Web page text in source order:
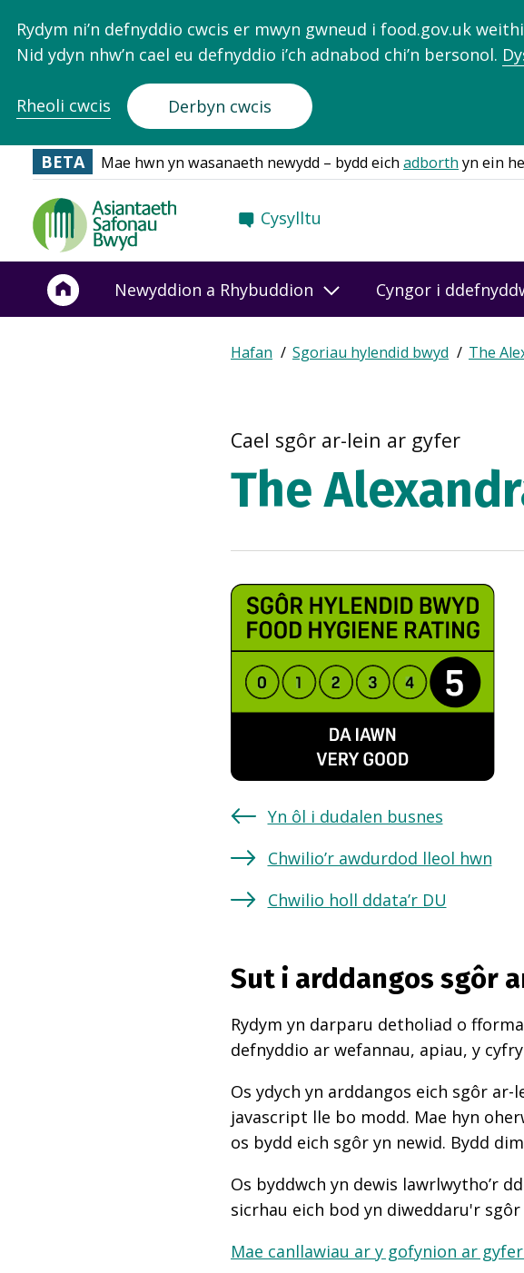
Rydym ni’n defnyddio cwcis er mwyn gwneud i food.gov.uk
Nid ydyn nhw’n cael eu defnyddio i’ch adnabod chi’n bersonol.
Rheoli cwcis Derbyn cwcis
BETA Mae hwn yn wasanaeth newydd – bydd eich adborth yn ein
Food
Standards
Agency
Frontpage
Cysylltu
Newyddion a Rhybuddion Cyngor i
Breadcrumb
Hafan Sgoriau hylendid bwyd The
Cael sgôr ar-lein ar gyfer
The
Yn ôl i dudalen busnes
Chwilio’r awdurdod lleol hwn
Chwilio holl ddata’r DU
Sut i arddangos sgôr
Rydym yn darparu detholiad o
defnyddio ar wefannau, apiau, y
Os ydych yn arddangos eich sgôr
javascript lle bo modd. Mae hyn
os bydd eich sgôr yn newid. Bydd
Os byddwch yn dewis lawrlwytho’r
sicrhau eich bod yn diweddaru'r
Mae canllawiau ar y gofynion ar